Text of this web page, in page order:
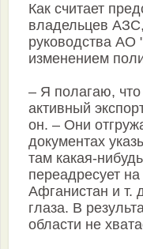
Как считает
владельцев
руководства АО
изменением
– Я полагаю, что
активный
он. – Они
документах
там какая-
переадресует
Афганистан и т.
глаза. В
области не